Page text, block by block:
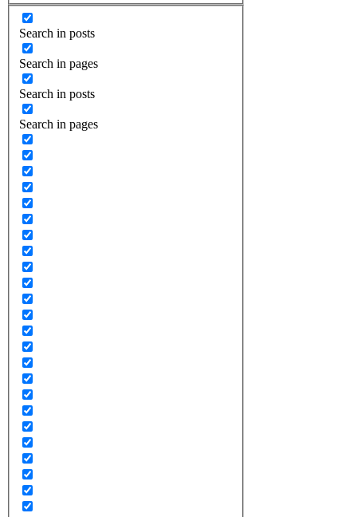
Search in posts
Search in pages
Search in posts
Search in pages